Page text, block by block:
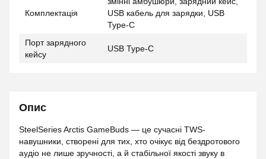
Комплектація
USB кабель для зарядки, USB
Type-C
Порт зарядного
кейсу
USB Type-C
Опис
SteelSeries Arctis GameBuds — це сучасні TWS-
навушники, створені для тих, хто очікує від бездротового
аудіо не лише зручності, а й стабільної якості звуку в